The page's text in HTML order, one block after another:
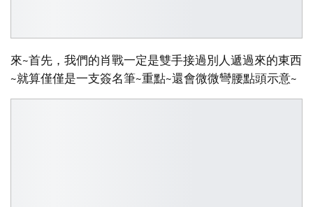
來~首先，我們的肖戰一定是雙手接過別人遞過來的東西
~就算僅僅是一支簽名筆~重點~還會微微彎腰點頭示意~